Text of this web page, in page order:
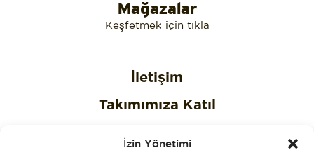
İzin Yönetimi
Mağazalar
Keşfetmek için tıkla
İletişim
Takımımıza Katıl